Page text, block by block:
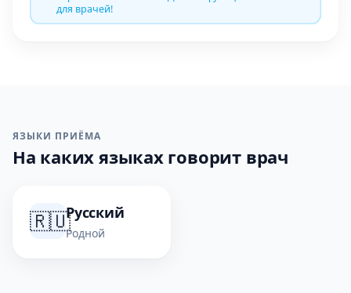
для врачей!
ЯЗЫКИ ПРИЁМА
На каких языках говорит врач
🇷🇺Русский
Родной